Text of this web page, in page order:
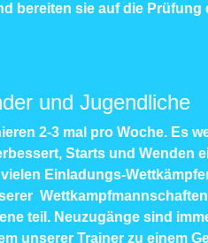
bereiten sie auf die Prüfung
und Jugendliche
2-3 mal pro Woche. Es
Starts und Wenden
Einladungs-
teil. Neuzugänge sind
unserer Trainer zu einem